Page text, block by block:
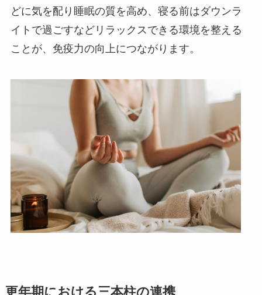
どに気を配り睡眠の質を高め、寝る前はダウンラ
イトで過ごすなどリラックスできる環境を整える
ことが、免疫力の向上につながります。